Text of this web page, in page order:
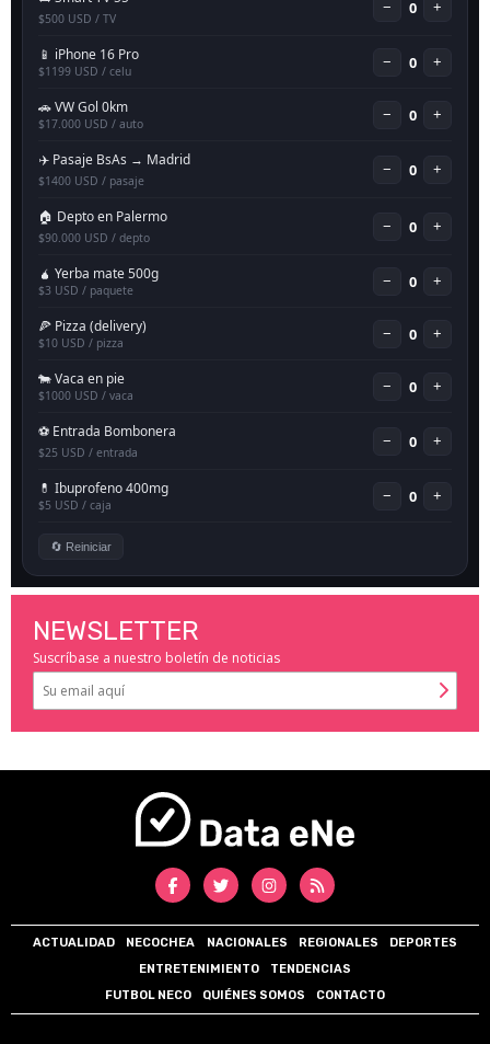
NEWSLETTER
Suscríbase a nuestro boletín de noticias
ACTUALIDAD NECOCHEA NACIONALES REGIONALES
DEPORTES
ENTRETENIMIENTO
TENDENCIAS
FUTBOL NECO
QUIÉNES SOMOS CONTACTO